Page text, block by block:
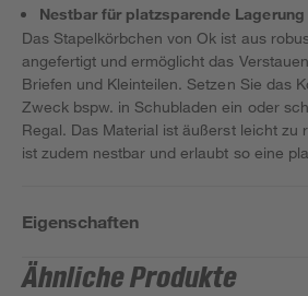
Nestbar für platzsparende Lagerung
Das Stapelkörbchen von Ok ist aus
angefertigt und ermöglicht das
Briefen und Kleinteilen. Setzen Sie das
Zweck bspw. in Schubladen ein oder
Regal. Das Material ist äußerst leicht zu
ist zudem nestbar und erlaubt so eine
Eigenschaften
Ähnliche Produkte